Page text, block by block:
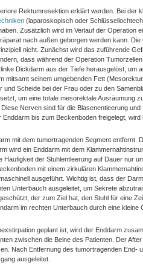
Rektumresektion erklärt werden. Bei der
(laparoskopisch oder
Zusätzlich wird im Verlauf der Operation
nach außen geborgen werden kann.
nicht. Zunächst wird das zuführende
dass während der Operation
Dickdarm aus der Tiefe herausgelöst, um
mitsamt seinem umgebenden Fett
Scheide bei der Frau oder zu den
um eine totale mesorektale Ausräumung
Nerven sind für die Blasenentleerung
bis zum Beckenboden freigelegt,
mit dem tumortragenden Segment entfernt.
wird ein Enddarm mit dem
der Stuhlentleerung auf Dauer nur
mit einem zirkulären
ausgeführt. Wichtig ist, dass der
Unterbauch ausgeleitet, um Sekrete
der zum Ziel hat, den Stuhl für eine
im rechten Unterbauch durch eine kleine
geplant ist, wird der Enddarm
zwischen die Beine des Patienten. Der
Nach Entfernung des tumortragenden End-
ausgeleitet.